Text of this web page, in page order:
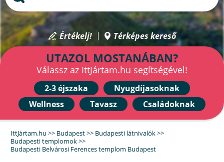
Értékelj! Térképes kereső
UTAZOL MOSTANÁBAN?
Válassz az IttJártam.hu segítségével!
2-3 éjszaka
Nyugdíjasoknak
Wellness
Tavasz Családoknak
IttJártam.hu >> Budapest>> Budapesti látnivalók>>
Budapesti templomok>>
Budapesti Belvárosi Ferences templom Budapest